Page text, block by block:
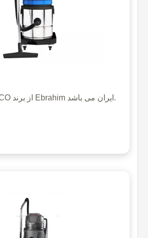
دستگاه SV3 ECO از برند Ebrahim ایران می باشد.